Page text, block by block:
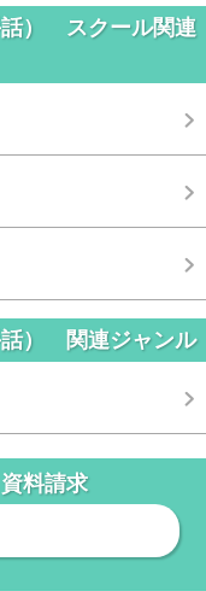
話） スクール関連
話） 関連ジャンル
料請求